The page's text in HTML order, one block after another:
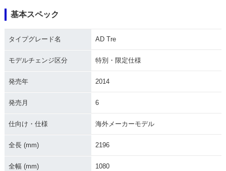
基本スペック
タイプグレード名 AD Tre
モデルチェンジ区分 特別・限定仕様
発売年 2014
発売月 6
仕向け・仕様 海外メーカーモデル
全長 (mm) 2196
全幅 (mm) 1080